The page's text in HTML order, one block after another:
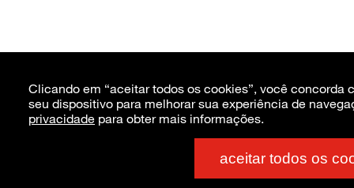
Clicando em “aceitar todos os cookies”, você concorda
seu dispositivo para melhorar sua experiência de
privacidade para obter mais informações.
aceitar todos os